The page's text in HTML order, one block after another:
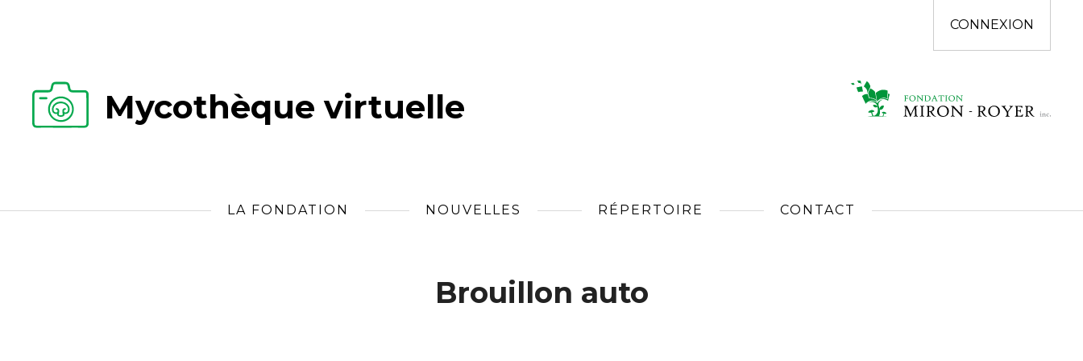
CONNEXION
Mycothèque virtuelle
LA FONDATION NOUVELLES RÉPERTOIRE CONTACT
Brouillon auto